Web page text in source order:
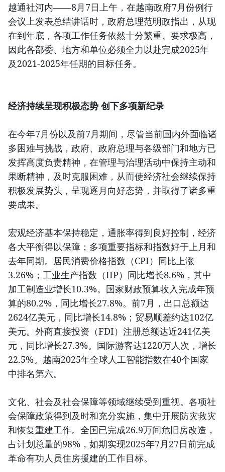
越通社河内——8月7日上午，在越南政府7月份例行
会议上发表总结讲话时，政府总理范明政指出，从现
在到年底，各项工作任务依然十分繁重、要求极高，
因此各部委、地方和单位必须全力以赴完成2025年
及2021-2025年任期的目标任务。
经济持续呈现积极态势 创下多项新纪录
在今年7月份以及前7月期间，尽管当前国内外面临诸
多困难与挑战，政府、政府总理与各级部门和地方已
发挥高度负责精神，在管理与治理活动中保持主动和
果断精神，及时克服困难，从而使经济社会继续保持
积极发展势头，呈现逐月向好态势，并取得了诸多重
要成果。
宏观经济基本保持稳定，通胀率得到良好控制，经济
各大平衡得以保障；多项重要指标和指数好于上月和
去年同期。居民消费价格指数（CPI）同比上涨
3.26%；工业生产指数（IIP）同比增长8.6%，其中
加工制造业增长10.3%。国家财政预算收入完成年预
算的80.2%，同比增长27.8%。前7月，出口总额达
2624亿美元，同比增长14.8%；贸易顺差约达102亿
美元。外商直接投资（FDI）注册总额达近241亿美
元，同比增长27.3%。国际游客达1220万人次，增长
22.5%。越南2025年全球人工智能指数在40个国家
中排名第六。
文化、社会及社会保障等领域继续受到重视。各项社
会保障政策得到及时和充分实施，集中开展防灾救灾
和恢复重建工作。全国已完成26.9万间危旧房改造，
占计划总量的98%，如期实现2025年7月27日前完成
革命有功人员住房援建的工作目标。